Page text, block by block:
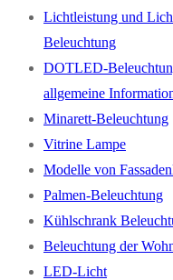
Lichtleistung und
Beleuchtung
DOTLED-
allgemeine
Minarett-Beleuchtung
Vitrine Lampe
Modelle von
Palmen-Beleuchtung
Kühlschrank
Beleuchtung der
LED-Licht